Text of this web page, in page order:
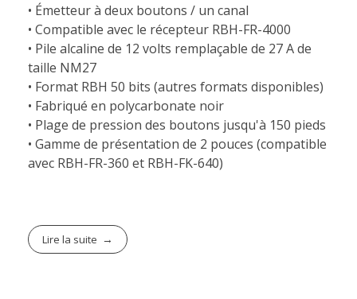
• Émetteur à deux boutons / un canal
• Compatible avec le récepteur RBH-FR-4000
• Pile alcaline de 12 volts remplaçable de 27 A de
taille NM27
• Format RBH 50 bits (autres formats disponibles)
• Fabriqué en polycarbonate noir
• Plage de pression des boutons jusqu'à 150 pieds
• Gamme de présentation de 2 pouces (compatible
avec RBH-FR-360 et RBH-FK-640)
Lire la suite